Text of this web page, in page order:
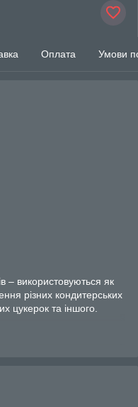
Оплата Умови
– використовуються як
різних кондитерських
цукерок та іншого.